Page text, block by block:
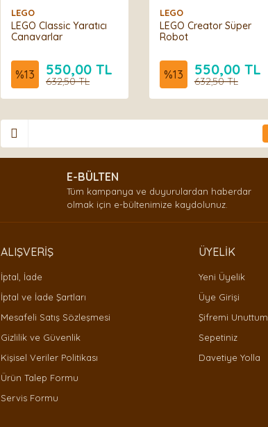
LEGO
LEGO Classic Yaratıcı
Canavarlar
%13 550,00 TL
632,50 TL
LEGO
LEGO Creator Süper
Robot
%13 550,00 TL
632,50 TL
E-BÜLTEN
Tüm kampanya ve duyurulardan haberdar
olmak için e-bültenimize kaydolunuz.
ALIŞVERİŞ
İptal, İade
İptal ve İade Şartları
Mesafeli Satış Sözleşmesi
Gizlilik ve Güvenlik
Kişisel Veriler Politikası
Ürün Talep Formu
Servis Formu
ÜYELİK
Yeni Üyelik
Üye Girişi
Şifremi Unuttum
Sepetiniz
Davetiye Yolla